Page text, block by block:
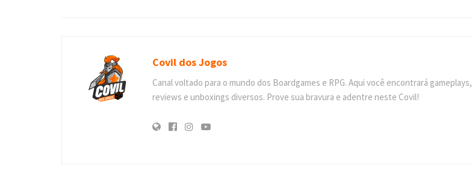
Covil dos Jogos
Canal voltado para o mundo dos Boardgames e RPG. Aqui você encontrará gameplays,
reviews e unboxings diversos. Prove sua bravura e adentre neste Covil!